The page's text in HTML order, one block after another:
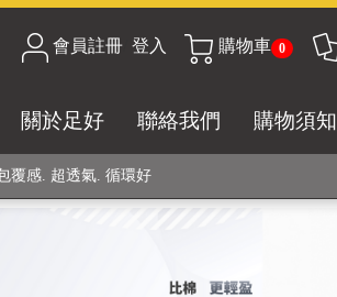
會員註冊 登入 購物車 0
關於足好 聯絡我們 購物須知
，通過多項國際檢驗
覆感. 超透氣. 循環好
褲系列